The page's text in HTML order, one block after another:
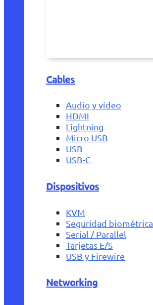
Cables
Audio y vídeo
HDMI
Lightning
Micro USB
USB
USB-C
Dispositivos
KVM
Seguridad biométrica
Serial / Parallel
Tarjetas E/S
USB y Firewire
Networking